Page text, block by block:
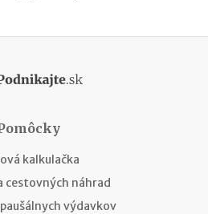
kalkulačka
cestovných náhrad
výdavkov